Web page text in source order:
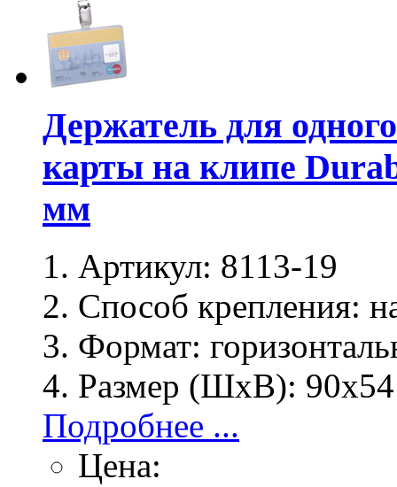
Держатель для
карты на клипе
мм
Артикул: 8113-19
Способ крепления:
Формат:
Размер (ШхВ):
Подробнее ...
Цена: